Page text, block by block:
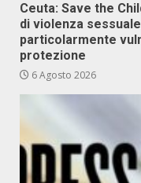
Ceuta: Save the
di violenza
particolarmente
protezione
6 Agosto 2026